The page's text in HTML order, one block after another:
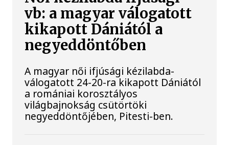
vb: a magyar válogatott
kikapott Dániától a
negyeddöntőben
A magyar női ifjúsági kézilabda-
válogatott 24-20-ra kikapott Dániától
a romániai korosztályos
világbajnokság csütörtöki
negyeddöntőjében, Pitesti-ben.